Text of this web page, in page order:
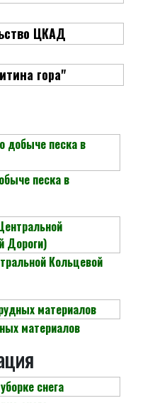
песка в
Кольцевой
материалов